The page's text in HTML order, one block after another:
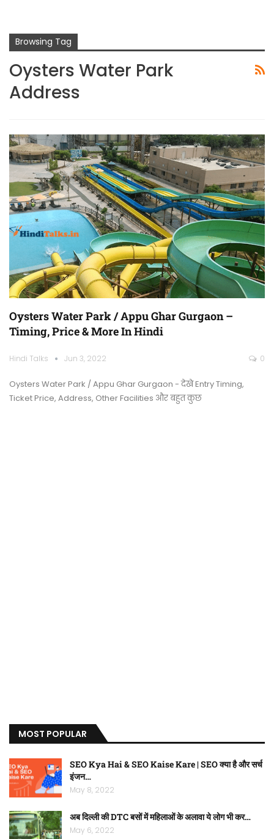
Browsing Tag
Oysters Water Park
Address
Oysters Water Park / Appu Ghar Gurgaon –
Timing, Price & More In Hindi
Hindi Talks Jun 3, 2022 0
Oysters Water Park / Appu Ghar Gurgaon - देखे Entry Timing,
Ticket Price, Address, Other Facilities और बहुत कुछ
MOST POPULAR
SEO Kya Hai & SEO Kaise Kare | SEO क्या है और सर्च
इंजन…
May 8, 2022
अब दिल्ली की DTC बसों में महिलाओं के अलावा ये लोग भी कर…
May 6, 2022